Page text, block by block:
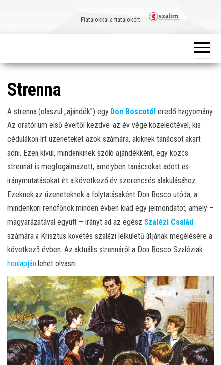
Fiatalokkal a fiatalokért
Strenna
A strenna (olaszul „ajándék”) egy Don Boscotól eredő hagyomány.
Az oratórium első éveitől kezdve, az év vége közeledtével, kis
cédulákon írt üzeneteket azok számára, akiknek tanácsot akart
adni. Ezen kívül, mindenkinek szóló ajándékként, egy közös
strennát is megfogalmazott, amelyben tanácsokat adott és
iránymutatásokat írt a következő év szerencsés alakulásához.
Ezeknek az üzeneteknek a folytatásaként Don Bosco utóda, a
mindenkori rendfőnök minden évben kiad egy jelmondatot, amely –
magyarázatával együtt – irányt ad az egész Szalézi Család
számára a Krisztus követés szalézi lelkületű útjának megélésére a
következő évben. Az aktuális strennáról a Don Bosco Szaléziak
honlapján lehet olvasni.